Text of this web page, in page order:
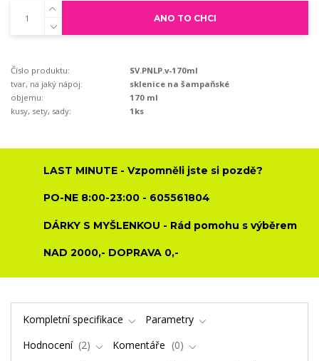
ANO TO CHCI
Číslo produktu:
SV.PNLP.v-170ml
tvar, na jaký nápoj:
sklenice na šampaňské
objemu:
170 ml
kusy, sety, sady:
1ks
LAST MINUTE - Vzpomněli jste si pozdě?
PO-NE 8:00-23:00 - 605561804
DÁRKY S MYŠLENKOU - Rád pomohu s výběrem
NAD 2000,- DOPRAVA 0,-
Kompletní specifikace
Parametry
Hodnocení
2 Komentáře
0